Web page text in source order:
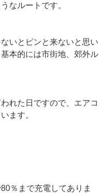
なルートです。
いとピンと来ないと思い
本的には市街地、郊外ル
れた日ですので、エアコ
ます。
％まで充電してありま